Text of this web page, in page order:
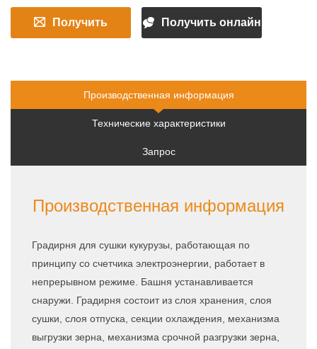
коммерческая зерносушилка.
Получить
предложение
Получить онлайн
Производственная информация
Технические характеристики
Запрос
Производственная информация
Градирня для сушки кукурузы, работающая по
принципу со счетчика электроэнергии, работает в
непрерывном режиме. Башня устанавливается
снаружи. Градирня состоит из слоя хранения, слоя
сушки, слоя отпуска, секции охлаждения, механизма
выгрузки зерна, механизма срочной разгрузки зерна,